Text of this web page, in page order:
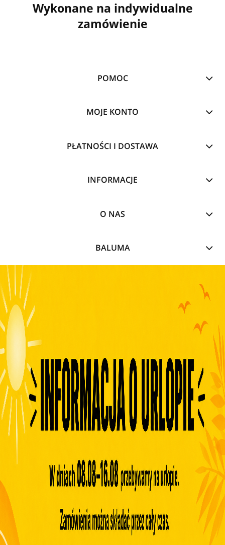
Wykonane na indywidualne
zamówienie
POMOC
MOJE KONTO
PŁATNOŚCI I DOSTAWA
INFORMACJE
O NAS
BALUMA